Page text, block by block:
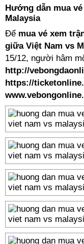
Hướng dẫn mua
Malaysia
Để mua vé xem
giữa Việt Nam vs
15/12, người hâm
http://
https://